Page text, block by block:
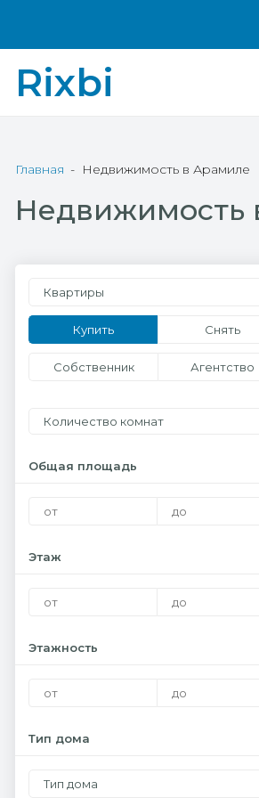
Rixbi
Главная Недвижимость в Арамиле
Недвижимость
Квартиры
Купить Снять
Собственник Агентство
Количество комнат
Общая площадь
Этаж
Этажность
Тип дома
Тип дома